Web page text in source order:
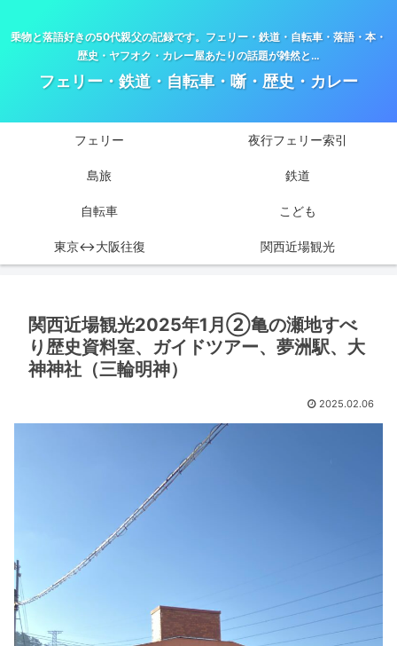
乗物と落語好きの50代親父の記録です。フェリー・鉄道・自転車・落語・本・
歴史・ヤフオク・カレー屋あたりの話題が雑然と…
フェリー・鉄道・自転車・噺・歴史・カレー
フェリー 夜行フェリー索引
島旅 鉄道
自転車 こども
東京↔大阪往復 関西近場観光
関西近場観光2025年1月②亀の瀬地すべ
り歴史資料室、ガイドツアー、夢洲駅、大
神神社（三輪明神）
2025.02.06